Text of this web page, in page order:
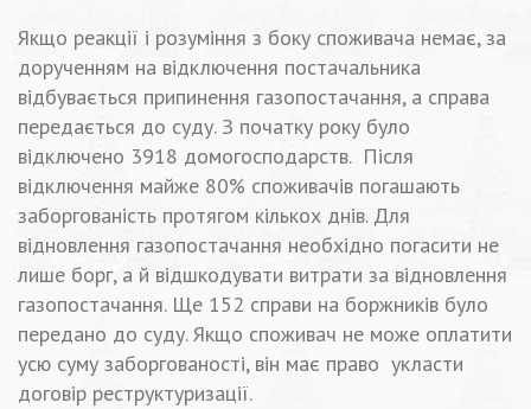
Якщо реакції і розуміння з боку споживача немає, за
дорученням на відключення постачальника
відбувається припинення газопостачання, а справа
передається до суду. З початку року було
відключено 3918 домогосподарств. Після
відключення майже 80% споживачів погашають
заборгованість протягом кількох днів. Для
відновлення газопостачання необхідно погасити не
лише борг, а й відшкодувати витрати за відновлення
газопостачання. Ще 152 справи на боржників було
передано до суду. Якщо споживач не може оплатити
усю суму заборгованості, він має право укласти
договір реструктуризації.